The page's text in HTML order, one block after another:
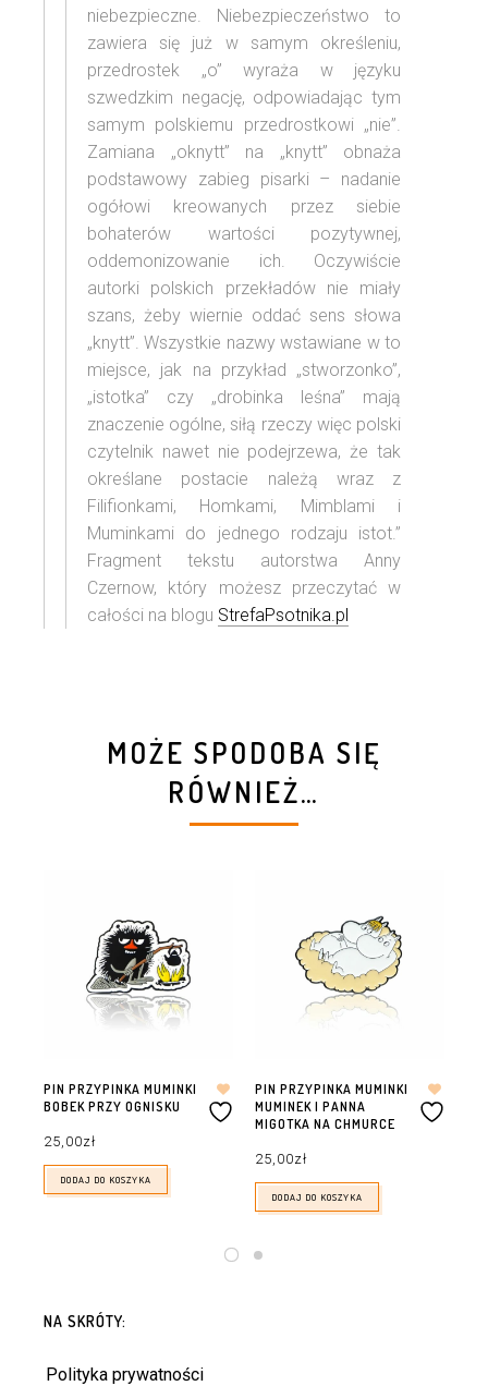
niebezpieczne. Niebezpieczeństwo to
zawiera się już w samym określeniu,
przedrostek „o” wyraża w języku
szwedzkim negację, odpowiadając tym
samym polskiemu przedrostkowi „nie”.
Zamiana „oknytt” na „knytt” obnaża
podstawowy zabieg pisarki – nadanie
ogółowi kreowanych przez siebie
bohaterów wartości pozytywnej,
oddemonizowanie ich. Oczywiście
autorki polskich przekładów nie miały
szans, żeby wiernie oddać sens słowa
„knytt”. Wszystkie nazwy wstawiane w to
miejsce, jak na przykład „stworzonko”,
„istotka” czy „drobinka leśna” mają
znaczenie ogólne, siłą rzeczy więc polski
czytelnik nawet nie podejrzewa, że tak
określane postacie należą wraz z
Filifionkami, Homkami, Mimblami i
Muminkami do jednego rodzaju istot.”
Fragment tekstu autorstwa Anny
Czernow, który możesz przeczytać w
całości na blogu StrefaPsotnika.pl
MOŻE SPODOBA SIĘ
RÓWNIEŻ…
PIN PRZYPINKA MUMINKI
BOBEK PRZY OGNISKU
25,00zł
DODAJ DO KOSZYKA
PIN PRZYPINKA MUMINKI
MUMINEK I PANNA
MIGOTKA NA CHMURCE
25,00zł
DODAJ DO KOSZYKA
NA SKRÓTY:
Polityka prywatności